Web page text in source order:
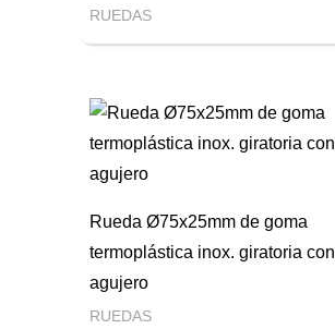
RUEDAS
Rueda Ø75x25mm de goma
termoplástica inox. giratoria con
agujero
RUEDAS